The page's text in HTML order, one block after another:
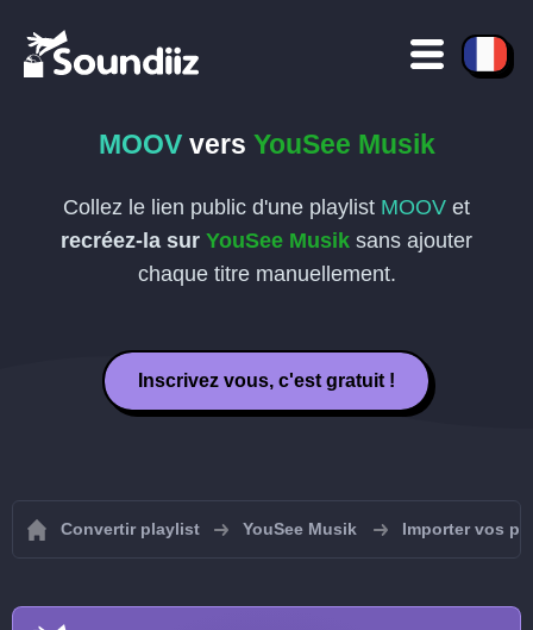
MOOVvers YouSee Musik
Collez le lien public d'une playlist MOOV et
recréez-la sur YouSee Musik sans ajouter
chaque titre manuellement.
Inscrivez vous, c'est gratuit !
Convertir playlist YouSee Musik Importer vos